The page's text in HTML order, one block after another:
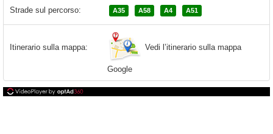
Strade sul percorso: A35 A58 A4 A51
Itinerario sulla mappa: Vedi l’itinerario sulla mappa
Google